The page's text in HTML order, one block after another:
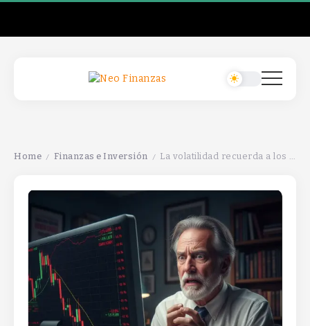
Home / Finanzas e Inversión / La volatilidad recuerda a los inversores que las caídas son parte del mercado y no deben ser ignoradas.